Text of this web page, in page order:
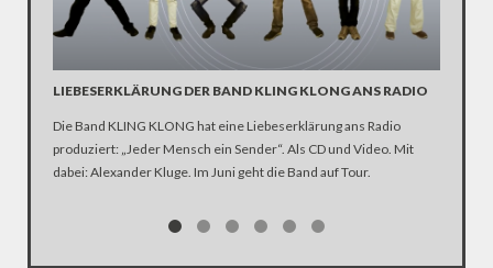
LIEBESERKLÄRUNG DER BAND KLING KLONG ANS RADIO
Die Band KLING KLONG hat eine Liebeserklärung ans Radio
produziert: „Jeder Mensch ein Sender“. Als CD und Video. Mit
dabei: Alexander Kluge. Im Juni geht die Band auf Tour.